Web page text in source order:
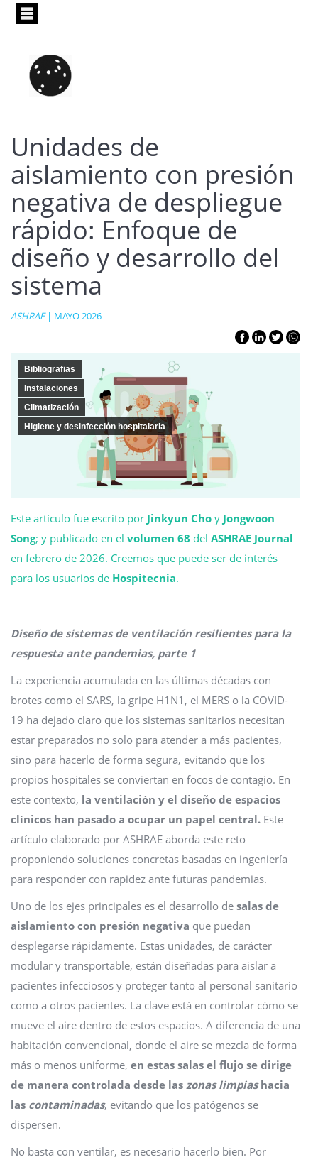
Pasar
principal
Unidades de
aislamiento con presión
negativa de despliegue
rápido: Enfoque de
diseño y desarrollo del
sistema
ASHRAE| MAYO 2026
Bibliografias
Instalaciones
Climatización
Higiene y desinfección hospitalaria
Este artículo fue escrito por Jinkyun Cho y Jongwoon
Song; y publicado en el volumen 68 del ASHRAE Journal
en febrero de 2026. Creemos que puede ser de interés
para los usuarios de Hospitecnia.
Diseño de sistemas de ventilación resilientes para la
respuesta ante pandemias, parte 1
La experiencia acumulada en las últimas décadas con
brotes como el SARS, la gripe H1N1, el MERS o la COVID-
19 ha dejado claro que los sistemas sanitarios necesitan
estar preparados no solo para atender a más pacientes,
sino para hacerlo de forma segura, evitando que los
propios hospitales se conviertan en focos de contagio. En
este contexto, la ventilación y el diseño de espacios
clínicos han pasado a ocupar un papel central. Este
artículo elaborado por ASHRAE aborda este reto
proponiendo soluciones concretas basadas en ingeniería
para responder con rapidez ante futuras pandemias.
Uno de los ejes principales es el desarrollo de salas de
aislamiento con presión negativa que puedan
desplegarse rápidamente. Estas unidades, de carácter
modular y transportable, están diseñadas para aislar a
pacientes infecciosos y proteger tanto al personal sanitario
como a otros pacientes. La clave está en controlar cómo se
mueve el aire dentro de estos espacios. A diferencia de una
habitación convencional, donde el aire se mezcla de forma
más o menos uniforme, en estas salas el flujo se dirige
de manera controlada desde las zonas limpiashacia
las contaminadas, evitando que los patógenos se
dispersen.
No basta con ventilar, es necesario hacerlo bien. Por